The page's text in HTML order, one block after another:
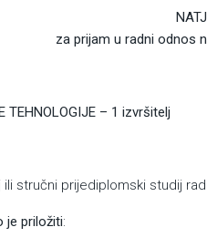
na
TEHNOLOGIJE – 1 izvršitelj
stručni prijediplomski studij
je priložiti: